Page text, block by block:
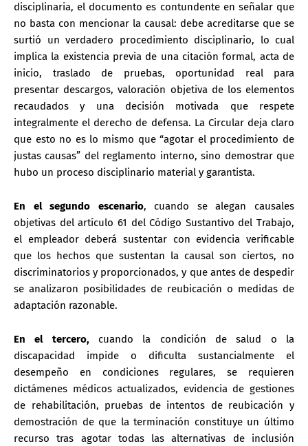
disciplinaria, el documento es contundente en señalar que
no basta con mencionar la causal: debe acreditarse que se
surtió un verdadero procedimiento disciplinario, lo cual
implica la existencia previa de una citación formal, acta de
inicio, traslado de pruebas, oportunidad real para
presentar descargos, valoración objetiva de los elementos
recaudados y una decisión motivada que respete
integralmente el derecho de defensa. La Circular deja claro
que esto no es lo mismo que “agotar el procedimiento de
justas causas” del reglamento interno, sino demostrar que
hubo un proceso disciplinario material y garantista.
En el segundo escenario, cuando se alegan causales
objetivas del artículo 61 del Código Sustantivo del Trabajo,
el empleador deberá sustentar con evidencia verificable
que los hechos que sustentan la causal son ciertos, no
discriminatorios y proporcionados, y que antes de despedir
se analizaron posibilidades de reubicación o medidas de
adaptación razonable.
En el tercero,cuando la condición de salud o la
discapacidad impide o dificulta sustancialmente el
desempeño en condiciones regulares, se requieren
dictámenes médicos actualizados, evidencia de gestiones
de rehabilitación, pruebas de intentos de reubicación y
demostración de que la terminación constituye un último
recurso tras agotar todas las alternativas de inclusión